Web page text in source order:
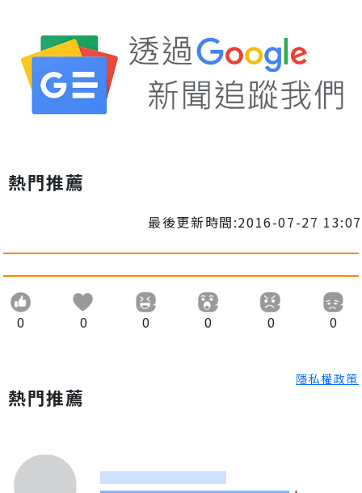
熱門推薦
最後更新時間:2016-07-27 13:07
0 0 0 0 0 0
隱私權政策
熱門推薦